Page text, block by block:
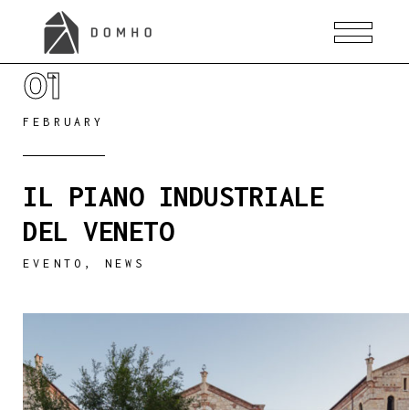
01
FEBRUARY
IL PIANO INDUSTRIALE
DEL VENETO
EVENTO , NEWS